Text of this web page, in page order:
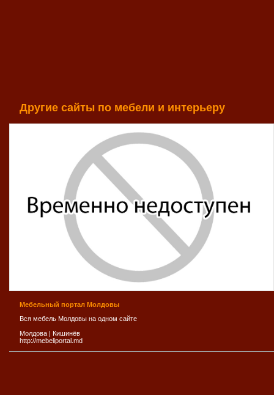
Другие сайты по мебели и интерьеру
Мебельный портал Молдовы
Вся мебель Молдовы на одном сайте
Молдова | Кишинёв
http://mebeliportal.md